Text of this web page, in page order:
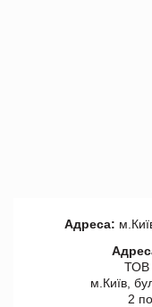
Адреса:
ТОВ
м.Київ,
2